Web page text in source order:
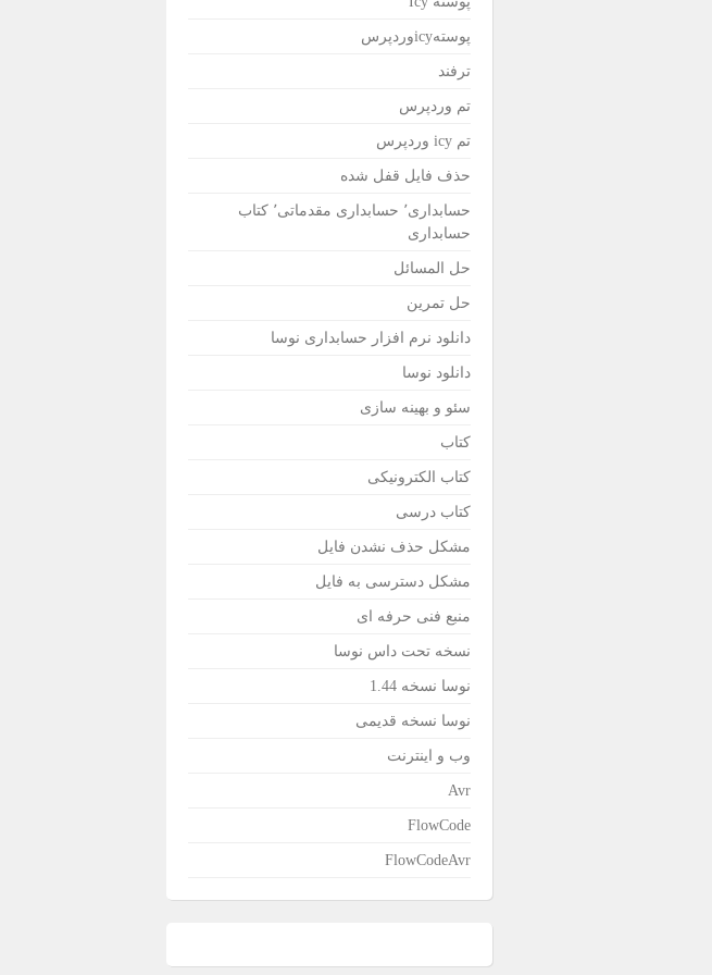
پوستهicyوردپرس
ترفند
تم وردپرس
تم icy وردپرس
حذف فایل قفل شده
حسابداری٬ حسابداری مقدماتی٬ کتاب
حسابداری
حل المسائل
حل تمرین
دانلود نرم افزار حسابداری نوسا
دانلود نوسا
سئو و بهینه سازی
کتاب
کتاب الکترونیکی
کتاب درسی
مشکل حذف نشدن فایل
مشکل دسترسی به فایل
منبع فنی حرفه ای
نسخه تحت داس نوسا
نوسا نسخه 1.44
نوسا نسخه قدیمی
وب و اینترنت
Avr
FlowCode
FlowCodeAvr